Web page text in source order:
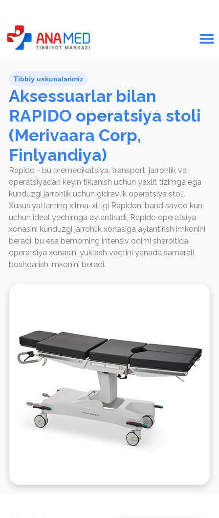
Tibbiy uskunalarimiz
Aksessuarlar bilan
RAPIDO operatsiya stoli
(Merivaara Corp,
Finlyandiya)
Rapido - bu premedikatsiya, transport, jarrohlik va
operatsiyadan keyin tiklanish uchun yaxlit tizimga ega
kunduzgi jarrohlik uchun gidravlik operatsiya stoli.
Xususiyatlarning xilma-xilligi Rapidoni band savdo kuni
uchun ideal yechimga aylantiradi. Rapido operatsiya
xonasini kunduzgi jarrohlik xonasiga aylantirish imkonini
beradi, bu esa bemorning intensiv oqimi sharoitida
operatsiya xonasini yuklash vaqtini yanada samarali
boshqarish imkonini beradi.